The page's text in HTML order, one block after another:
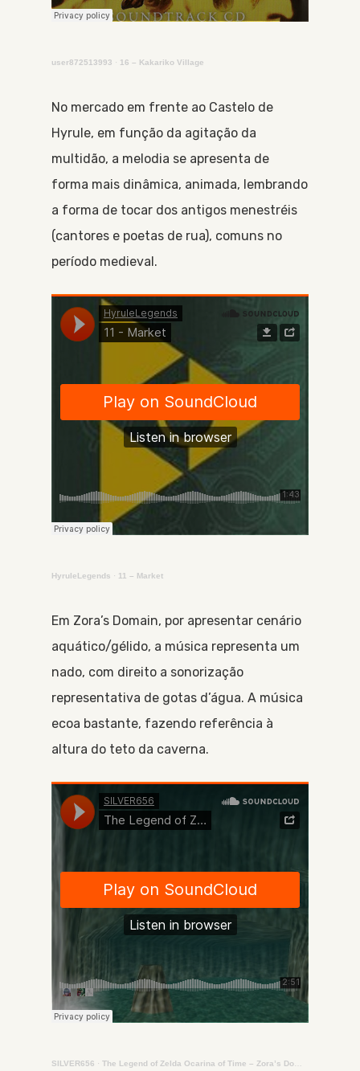
user872513993 · 16 – Kakariko Village
No mercado em frente ao Castelo de
Hyrule, em função da agitação da
multidão, a melodia se apresenta de
forma mais dinâmica, animada, lembrando
a forma de tocar dos antigos menestréis
(cantores e poetas de rua), comuns no
período medieval.
HyruleLegends · 11 – Market
Em Zora’s Domain, por apresentar cenário
aquático/gélido, a música representa um
nado, com direito a sonorização
representativa de gotas d’água. A música
ecoa bastante, fazendo referência à
altura do teto da caverna.
SILVER656 ·The Legend of Zelda Ocarina of Time – Zora’s Domain